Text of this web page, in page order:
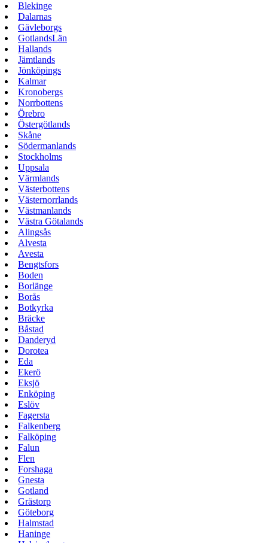
Blekinge
Dalarnas
Gävleborgs
GotlandsLän
Hallands
Jämtlands
Jönköpings
Kalmar
Kronobergs
Norrbottens
Örebro
Östergötlands
Skåne
Södermanlands
Stockholms
Uppsala
Värmlands
Västerbottens
Västernorrlands
Västmanlands
Västra Götalands
Alingsås
Alvesta
Avesta
Bengtsfors
Boden
Borlänge
Borås
Botkyrka
Bräcke
Båstad
Danderyd
Dorotea
Eda
Ekerö
Eksjö
Enköping
Eslöv
Fagersta
Falkenberg
Falköping
Falun
Flen
Forshaga
Gnesta
Gotland
Grästorp
Göteborg
Halmstad
Haninge